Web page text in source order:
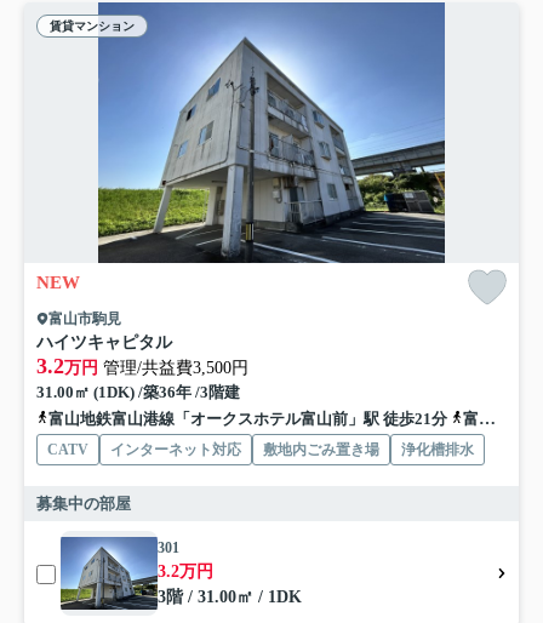
賃貸マンション
NEW
富山市駒見
ハイツキャピタル
3.2万円 管理/共益費3,500円
31.00㎡ (1DK) /築36年 /3階建
富山地鉄富山港線「オークスホテル富山前」駅 徒歩21分
富山地鉄富山港線「富山駅」駅 徒歩25分
CATV インターネット対応 敷地内ごみ置き場 浄化槽排水
募集中の部屋
301
3.2万円
3階 / 31.00㎡ / 1DK